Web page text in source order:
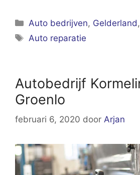
Categorieën
Auto bedrijven, Gelderland ,
Tags
Auto reparatie
Autobedrijf
Groenlo
februari 6, 2020 door Arjan